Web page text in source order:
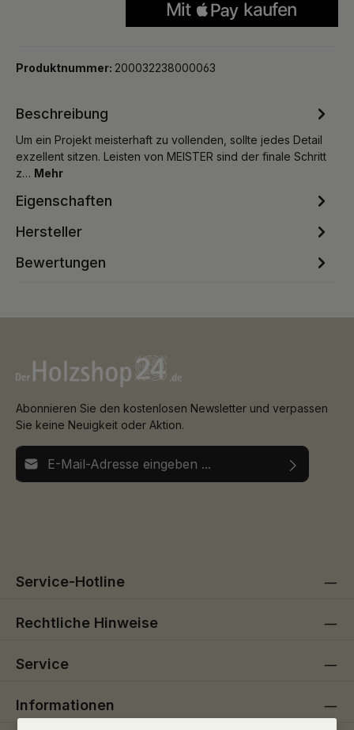
Produktnummer: 200032238000063
Beschreibung
Um ein Projekt meisterhaft zu vollenden, sollte jedes Detail
exzellent sitzen. Leisten von MEISTER sind der finale Schritt
z… Mehr
Eigenschaften
Hersteller
Bewertungen
Abonnieren Sie den kostenlosen Newsletter und verpassen
Sie keine Neuigkeit oder Aktion.
E-Mail-Adresse*
Service-Hotline
Rechtliche Hinweise
Service
Informationen